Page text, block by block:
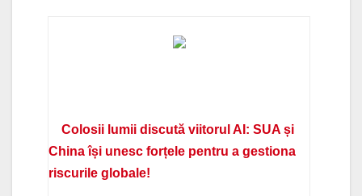
Colosii lumii discută viitorul AI: SUA și
China își unesc forțele pentru a gestiona
riscurile globale!